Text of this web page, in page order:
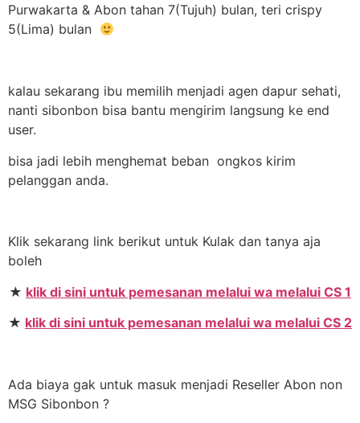
Purwakarta & Abon tahan 7(Tujuh) bulan, teri crispy
5(Lima) bulan
kalau sekarang ibu memilih menjadi agen dapur sehati,
nanti sibonbon bisa bantu mengirim langsung ke end
user.
bisa jadi lebih menghemat beban ongkos kirim
pelanggan anda.
Klik sekarang link berikut untuk Kulak dan tanya aja
boleh
★ klik di sini untuk pemesanan melalui wa melalui CS 1
★ klik di sini untuk pemesanan melalui wa melalui CS 2
Ada biaya gak untuk masuk menjadi Reseller Abon non
MSG Sibonbon ?